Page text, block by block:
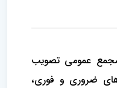
مجمع عمومی تصویب‌
ضروری و فوری‌،